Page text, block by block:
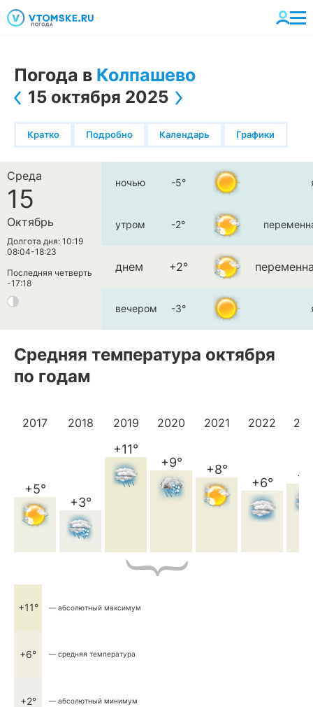
Погода в Колпашево
15 октября 2025
Кратко Подробно Календарь Графики
Среда
15
Октябрь
Долгота дня: 10:19
08:04-18:23
Последняя четверть
-17:18
ночью -5°
утром -2°
днем +2°
вечером -3°
Средняя температура октября
по годам
2017
+5°
2018
+3°
2019
+11°
2020
+9°
2021
+8°
2022
+6°
+11° — абсолютный максимум
+6° — средняя температура
+2° — абсолютный минимум